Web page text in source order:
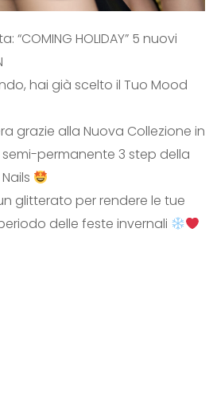
“COMING HOLIDAY” 5 nuovi
hai già scelto il Tuo Mood
grazie alla Nuova Collezione in
semi-permanente 3 step della
glitterato per rendere le tue
delle feste invernali